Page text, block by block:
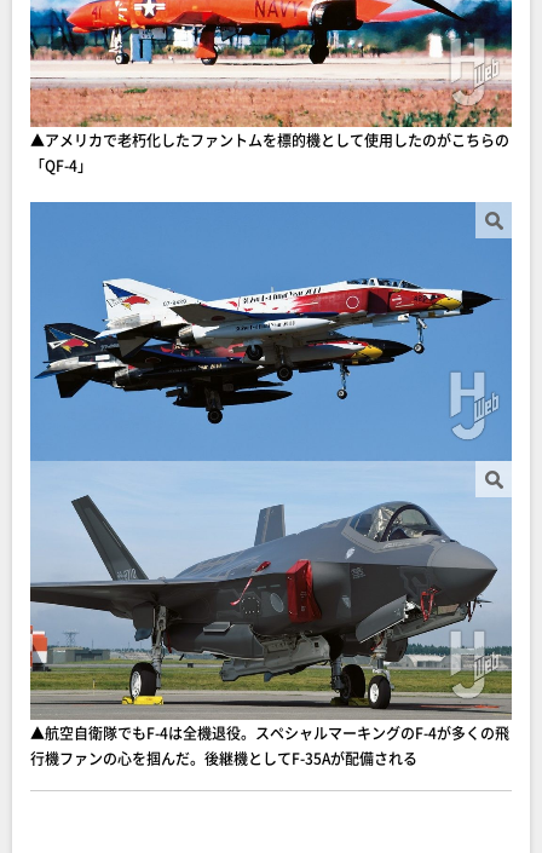
▲アメリカで老朽化したファントムを標的機として使用したのがこちらの
「QF-4」
▲航空自衛隊でもF-4は全機退役。スペシャルマーキングのF-4が多くの飛
行機ファンの心を掴んだ。後継機としてF-35Aが配備される